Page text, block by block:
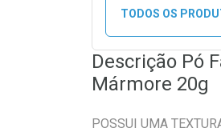
TODOS OS
Descrição Pó
Mármore 20g
POSSUI UMA